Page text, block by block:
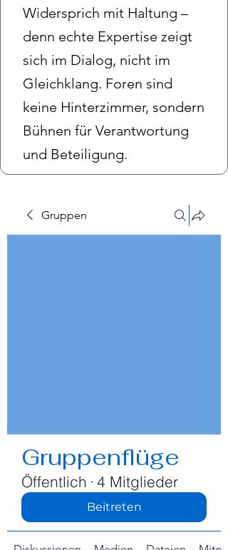
Widersprich mit Haltung –
denn echte Expertise zeigt
sich im Dialog, nicht im
Gleichklang. Foren sind
keine Hinterzimmer, sondern
Bühnen für Verantwortung
und Beteiligung.
Gruppen
Gruppenflüge
Öffentlich · 4 Mitglieder
Beitreten